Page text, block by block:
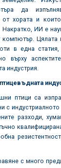
да
хората и
Накратко, ИИ е
компютър. Цялата
в една статия,
върху
индустрия.
птици са
с
разходи,
с много